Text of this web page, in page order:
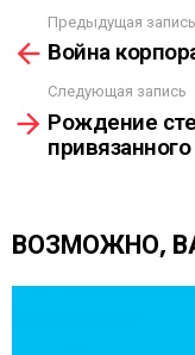
Ы
Л
К
А
м
р
е
щ
е
Предыдущая запись
Война
Следующая запись
Рождение
ВОЗМОЖНО,